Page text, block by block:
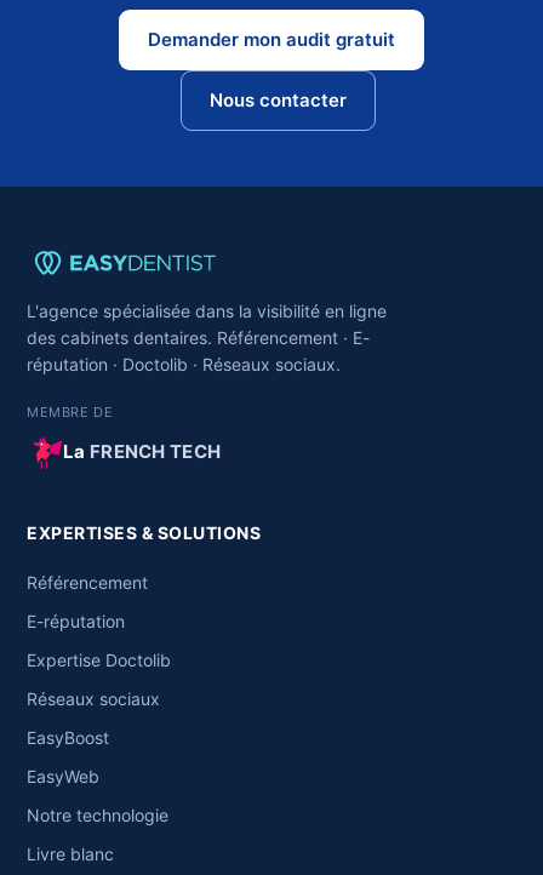
Demander mon audit gratuit
Nous contacter
L'agence spécialisée dans la visibilité en ligne
des cabinets dentaires. Référencement · E-
réputation · Doctolib · Réseaux sociaux.
MEMBRE DE
La FRENCH TECH
EXPERTISES & SOLUTIONS
Référencement
E-réputation
Expertise Doctolib
Réseaux sociaux
EasyBoost
EasyWeb
Notre technologie
Livre blanc